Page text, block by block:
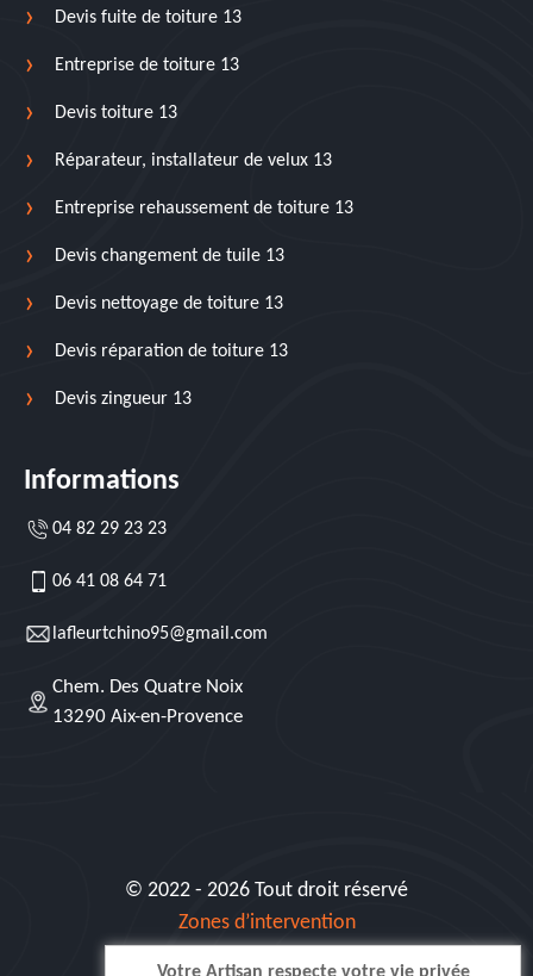
Devis fuite de toiture 13
Entreprise de toiture 13
Devis toiture 13
Réparateur, installateur de velux 13
Entreprise rehaussement de toiture 13
Devis changement de tuile 13
Devis nettoyage de toiture 13
Devis réparation de toiture 13
Devis zingueur 13
Informations
04 82 29 23 23
06 41 08 64 71
lafleurtchino95@gmail.com
Chem. Des Quatre Noix
13290 Aix-en-Provence
© 2022 - 2026 Tout droit réservé
Zones d’intervention